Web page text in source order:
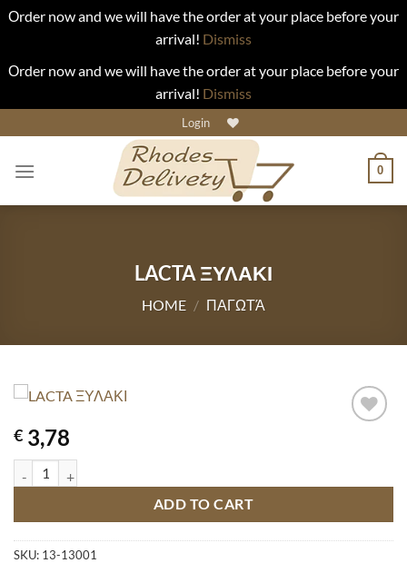
Οrder now and we will have the order at your place before your
arrival! Dismiss
Οrder now and we will have the order at your place before your
arrival! Dismiss
to
content
Login
0
LACTA ΞΥΛΑΚΙ
HOME / ΠΑΓΩΤΆ
€ 3,78
LACTA ΞΥΛΑΚΙ quantity
ADD TO CART
SKU: 13-13001